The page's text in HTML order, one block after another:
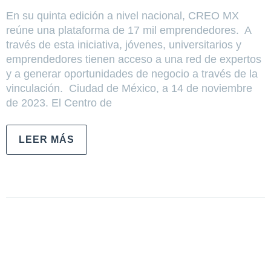
En su quinta edición a nivel nacional, CREO MX
reúne una plataforma de 17 mil emprendedores. A
través de esta iniciativa, jóvenes, universitarios y
emprendedores tienen acceso a una red de expertos
y a generar oportunidades de negocio a través de la
vinculación. Ciudad de México, a 14 de noviembre
de 2023. El Centro de
LEER MÁS